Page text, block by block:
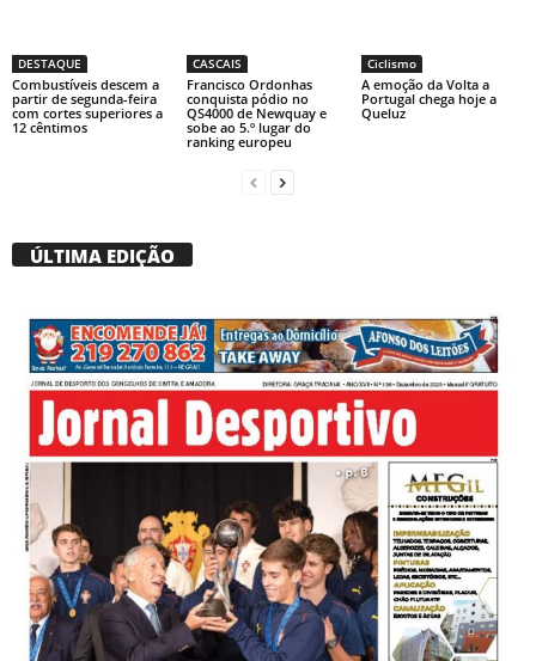
DESTAQUE
Combustíveis descem a
partir de segunda-feira
com cortes superiores a
12 cêntimos
CASCAIS
Francisco Ordonhas
conquista pódio no
QS4000 de Newquay e
sobe ao 5.º lugar do
ranking europeu
Ciclismo
A emoção da Volta a
Portugal chega hoje a
Queluz
ÚLTIMA EDIÇÃO